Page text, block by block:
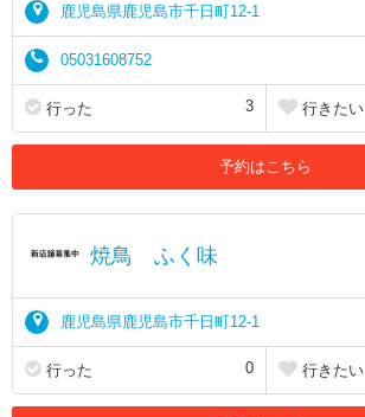
鹿児島県鹿児島市千日町12-1
05031608752
行った 3 行きたい
予約はこちら
焼鳥 ふく味
鹿児島県鹿児島市千日町12-1
行った 0 行きたい